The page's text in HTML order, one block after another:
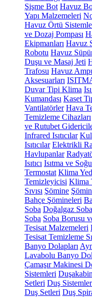
Şişme Bot Havuz
Yapı Malzemeleri
Havuz Örtü
ve Dozaj Pompası
Ekipmanları Havuz
Robotu Havuz
Duşu ve Masaj Jeti
Trafosu Havuz
Aksesuarları
Duvar Tipi Klima
Kumandası Kaset
Vantilatörler Hava
Temizleme Cihazları
ve Rutubet
Infrared Isıtıcılar
Isıtıcılar Elektrikli
Havlupanlar
Isıtıcı Isıtma ve
Termostat Klima
Temizleyicisi Klima
Sıvısı Şömine
Bahçe Şömineleri
Soba Doğalgaz
Soba Soba Borusu
Tesisat Malzemeleri
Tesisat Temizleme
Banyo Dolapları
Lavabolu Banyo
Çamaşır Makinesi
Sistemleri Duşakabin
Setleri Duş
Duş Setleri Duş